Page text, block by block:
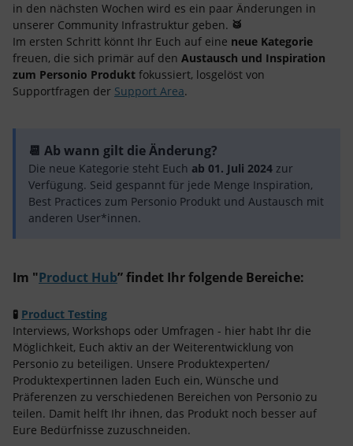
in den nächsten Wochen wird es ein paar Änderungen in
unserer Community Infrastruktur geben. 🥁
Im ersten Schritt könnt Ihr Euch auf eine neue Kategorie
freuen, die sich primär auf den Austausch und Inspiration
zum Personio Produkt fokussiert, losgelöst von
Supportfragen der Support Area.
📆 Ab wann gilt die Änderung?
Die neue Kategorie steht Euch ab 01. Juli 2024 zur
Verfügung. Seid gespannt für jede Menge Inspiration,
Best Practices zum Personio Produkt und Austausch mit
anderen User*innen.
Im "Product Hub” findet Ihr folgende Bereiche:
🧪 Product Testing
Interviews, Workshops oder Umfragen - hier habt Ihr die
Möglichkeit, Euch aktiv an der Weiterentwicklung von
Personio zu beteiligen. Unsere Produktexperten/
Produktexpertinnen laden Euch ein, Wünsche und
Präferenzen zu verschiedenen Bereichen von Personio zu
teilen. Damit helft Ihr ihnen, das Produkt noch besser auf
Eure Bedürfnisse zuzuschneiden.